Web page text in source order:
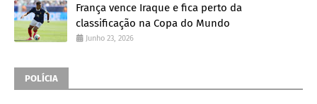
França vence Iraque e fica perto da
classificação na Copa do Mundo
Junho 23, 2026
POLÍCIA